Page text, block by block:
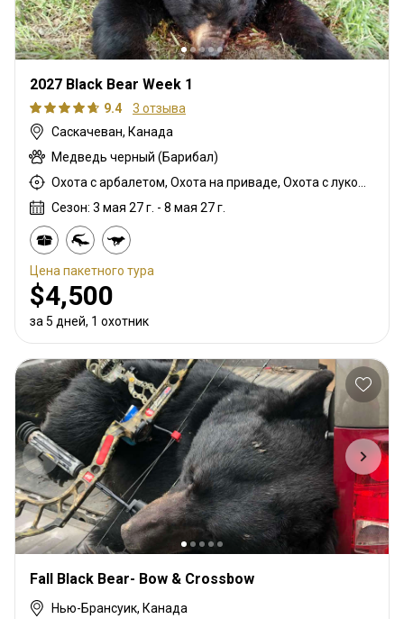
2027 Black Bear Week 1
9.4
3 отзыва
Саскачеван, Канада
Медведь черный (Барибал)
Охота с арбалетом, Охота на приваде, Охота с луком, Охота из укрытия, Охота с карабином
Сезон: 3 мая 27 г. - 8 мая 27 г.
Цена пакетного тура
$4,500
за 5 дней, 1 охотник
Fall Black Bear- Bow & Crossbow
Нью-Брансуик, Канада